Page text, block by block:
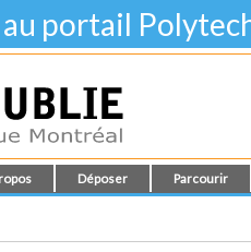
portail
Déposer Parcourir